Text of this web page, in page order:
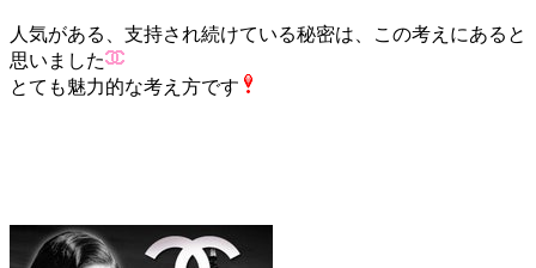
人気がある、支持され続けている秘密は、この考えにあると
思いました
とても魅力的な考え方です